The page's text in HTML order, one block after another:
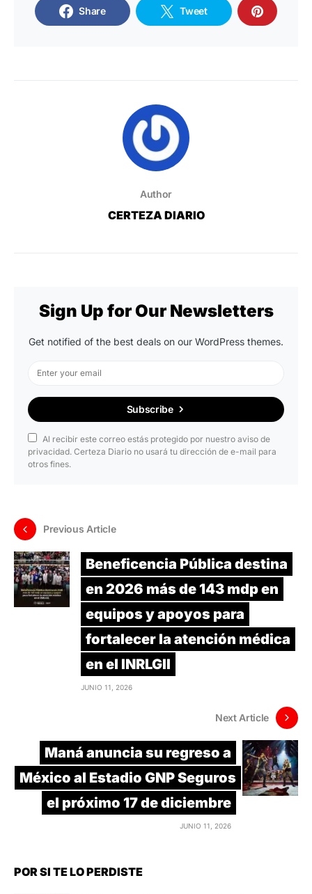
Share Tweet
Author
CERTEZA DIARIO
Sign Up for Our Newsletters
Get notified of the best deals on our WordPress themes.
Subscribe
Al recibir este correo estás protegido por nuestro aviso de
privacidad. Certeza Diario no usará tu dirección de e-mail para
otros fines.
Previous Article
Beneficencia Pública destina
en 2026 más de 143 mdp en
equipos y apoyos para
fortalecer la atención médica
en el INRLGII
JUNIO 11, 2026
Next Article
Maná anuncia su regreso a
México al Estadio GNP Seguros
el próximo 17 de diciembre
JUNIO 11, 2026
POR SI TE LO PERDISTE